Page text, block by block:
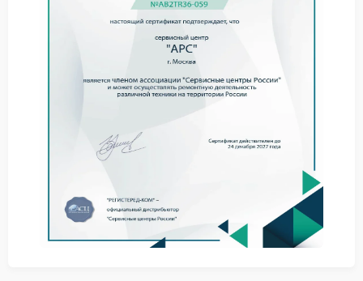
Причины могут быть разными:
перегрузка по мощности;
внутренние повреждения платы.
Не стоит продолжать эксплуатацию при
повторяющихся перезапусках. Ремонт APC позволит
стабильность системе.
сервисном центре APC выполняют замену
аккумуляторов, элементов схемы и настраивают
параметры работы. После проведенных работ ИБП
снова функционирует надежно и предсказуемо,